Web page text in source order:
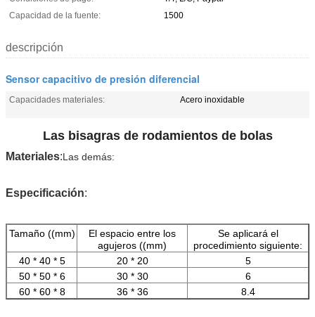
Capacidad de la fuente:
1500
descripción
Sensor capacitivo de presión diferencial
Capacidades materiales: Acero inoxidable
Las bisagras de rodamientos de bolas
Materiales:Las demás:
Especificación:
Tamaño ((mm)
El espacio entre los
agujeros ((mm)
Se aplicará el
procedimiento siguiente:
40 * 40 * 5
20 * 20
5
50 * 50 * 6
30 * 30
6
60 * 60 * 8
36 * 36 8.4